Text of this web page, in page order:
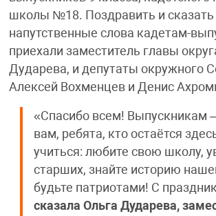
школы №18. Поздравить и сказать
напутственные слова кадетам-
приехали заместитель главы
Дударева, и депутаты окружного
Алексей Вохменцев и Денис
«Спасибо всем! Выпускникам
вам, ребята, кто остаётся
учиться: любите свою школу,
старших, знайте историю
будьте патриотами! С
сказала Ольга Дударева,